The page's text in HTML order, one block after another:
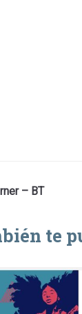
– BT
te